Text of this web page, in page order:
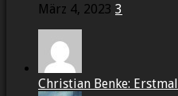
März 4, 2023 3
Christian Benke: